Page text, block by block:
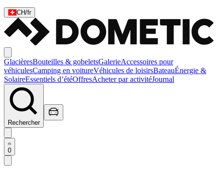
CH/fr
GlacièresBouteilles & gobeletsGalerieAccessoires pour
véhiculesCamping en voitureVéhicules de loisirsBateauÉnergie &
SolaireEssentiels d’étéOffresAcheter par activitéJournal
Rechercher
0